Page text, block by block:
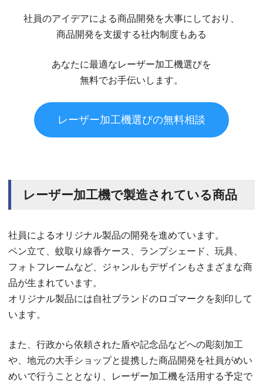
社員のアイデアによる商品開発を大事にしており、
商品開発を支援する社内制度もある
あなたに最適なレーザー加工機選びを
無料でお手伝いします。
レーザー加工機選びの無料相談
レーザー加工機で製造されている商品
社員によるオリジナル製品の開発を進めています。
ペン立て、蚊取り線香ケース、ランプシェード、玩具、
フォトフレームなど、ジャンルもデザインもさまざまな商
品が生まれています。
オリジナル製品には自社ブランドのロゴマークを刻印して
います。
また、行政から依頼された盾や記念品などへの彫刻加工
や、地元の大手ショップと提携した商品開発を社員がめい
めいで行うこととなり、レーザー加工機を活用する予定で